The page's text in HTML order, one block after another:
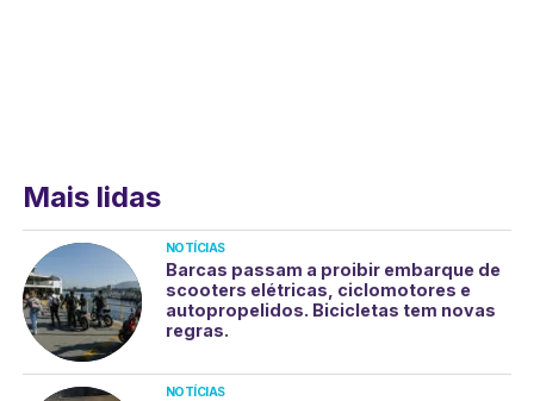
Mais lidas
NOTÍCIAS
Barcas passam a proibir embarque de
scooters elétricas, ciclomotores e
autopropelidos. Bicicletas tem novas
regras.
NOTÍCIAS